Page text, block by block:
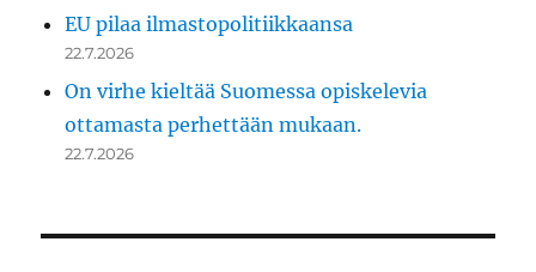
EU pilaa ilmastopolitiikkaansa
22.7.2026
On virhe kieltää Suomessa opiskelevia
ottamasta perhettään mukaan.
22.7.2026